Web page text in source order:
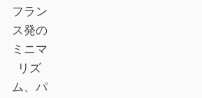
DeepSeek TUI
Trae CLI
Aider
フラン
ス発の
ミニマ
リズ
ム、パ